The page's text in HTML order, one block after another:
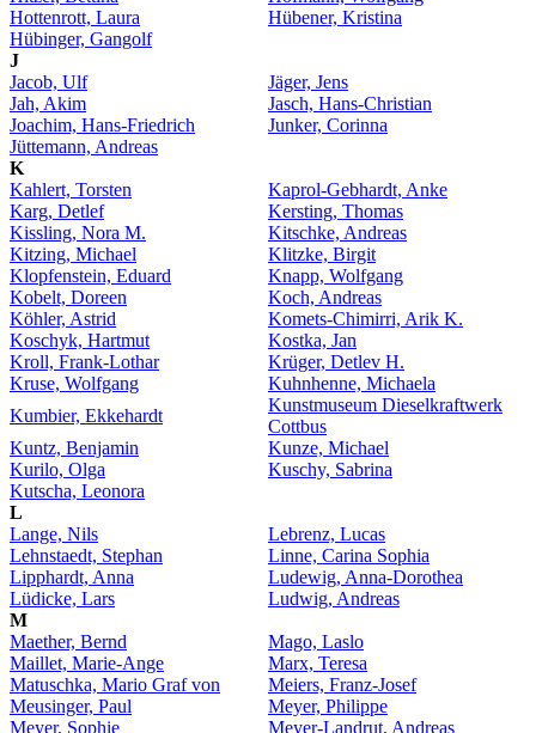
Hottenrott, Laura
Hübener, Kristina
Hübinger, Gangolf
J
Jacob, Ulf
Jäger, Jens
Jah, Akim
Jasch, Hans-Christian
Joachim, Hans-Friedrich
Junker, Corinna
Jüttemann, Andreas
K
Kahlert, Torsten
Kaprol-Gebhardt, Anke
Karg, Detlef
Kersting, Thomas
Kissling, Nora M.
Kitschke, Andreas
Kitzing, Michael
Klitzke, Birgit
Klopfenstein, Eduard
Knapp, Wolfgang
Kobelt, Doreen
Koch, Andreas
Köhler, Astrid
Komets-Chimirri, Arik K.
Koschyk, Hartmut
Kostka, Jan
Kroll, Frank-Lothar
Krüger, Detlev H.
Kruse, Wolfgang
Kuhnhenne, Michaela
Kumbier, Ekkehardt
Kunstmuseum Dieselkraftwerk
Cottbus
Kuntz, Benjamin
Kunze, Michael
Kurilo, Olga
Kuschy, Sabrina
Kutscha, Leonora
L
Lange, Nils
Lebrenz, Lucas
Lehnstaedt, Stephan
Linne, Carina Sophia
Lipphardt, Anna
Ludewig, Anna-Dorothea
Lüdicke, Lars
Ludwig, Andreas
M
Maether, Bernd
Mago, Laslo
Maillet, Marie-Ange
Marx, Teresa
Matuschka, Mario Graf von
Meiers, Franz-Josef
Meusinger, Paul
Meyer, Philippe
Meyer, Sophie
Meyer-Landrut, Andreas